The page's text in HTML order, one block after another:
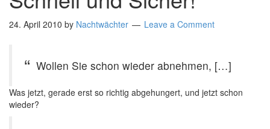
24. April 2010 by Nachtwächter Leave a Comment
Wollen Sie schon wieder abnehmen, […]
Was jetzt, gerade erst so richtig abgehungert, und jetzt schon
wieder?